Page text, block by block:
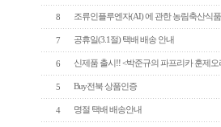
8 조류인플루엔자(AI) 에 관한 농림축산식
7 공휴일(3.1절) 택배 배송 안내
6 신제품 출시!! <박준규의 파프리카 훈제오
5 Buy전북 상품인증
4 명절 택배 배송안내